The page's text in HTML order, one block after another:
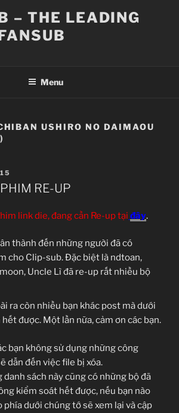
– THE LEADING
Menu
USHIRO NO DAIMAOU
RE-UP
link die, đang cần Re-up tại đây.
thành đến những người đã có
cho Clip-sub. Đặc biệt là ndtoan,
Uncle Lì đã re-up rất nhiều bộ
ra còn nhiều bạn khác post mà dưới
được. Một lần nữa, cảm ơn các bạn.
bạn không sử dụng những công
dẫn đến việc file bị xóa.
sách này cũng có những bộ đã
kiểm soát hết được, nếu bạn nào
dưới chúng tớ sẽ xem lại và cập